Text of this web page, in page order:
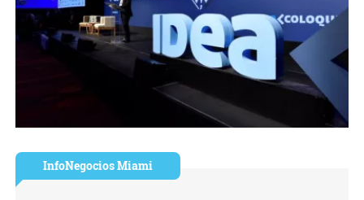
InfoNegocios Miami